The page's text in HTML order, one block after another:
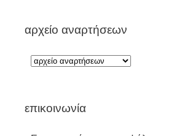
αρχείο αναρτήσεων
επικοινωνία